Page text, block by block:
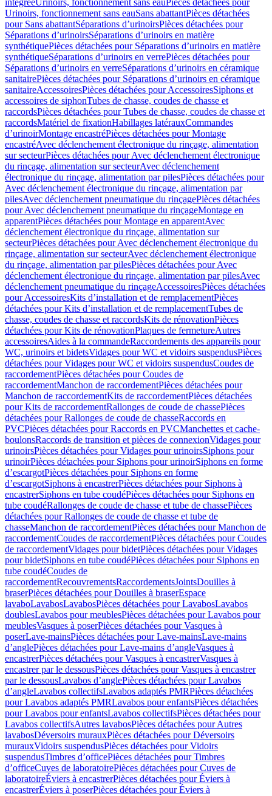
intégréeUrinoirs, fonctionnement sans eauPièces détachées pour
Urinoirs, fonctionnement sans eauSans abattantPièces détachées
pour Sans abattantSéparations d’urinoirsPièces détachées pour
Séparations d’urinoirsSéparations d’urinoirs en matière
synthétiquePièces détachées pour Séparations d’urinoirs en matière
synthétiqueSéparations d’urinoirs en verrePièces détachées pour
Séparations d’urinoirs en verreSéparations d’urinoirs en céramique
sanitairePièces détachées pour Séparations d’urinoirs en céramique
sanitaireAccessoiresPièces détachées pour AccessoiresSiphons et
accessoires de siphonTubes de chasse, coudes de chasse et
raccordsPièces détachées pour Tubes de chasse, coudes de chasse et
raccordsMatériel de fixationHabillages latérauxCommandes
dʼurinoirMontage encastréPièces détachées pour Montage
encastréAvec déclenchement électronique du rinçage, alimentation
sur secteurPièces détachées pour Avec déclenchement électronique
du rinçage, alimentation sur secteurAvec déclenchement
électronique du rinçage, alimentation par pilesPièces détachées pour
Avec déclenchement électronique du rinçage, alimentation par
pilesAvec déclenchement pneumatique du rinçagePièces détachées
pour Avec déclenchement pneumatique du rinçageMontage en
apparentPièces détachées pour Montage en apparentAvec
déclenchement électronique du rinçage, alimentation sur
secteurPièces détachées pour Avec déclenchement électronique du
rinçage, alimentation sur secteurAvec déclenchement électronique
du rinçage, alimentation par pilesPièces détachées pour Avec
déclenchement électronique du rinçage, alimentation par pilesAvec
déclenchement pneumatique du rinçageAccessoiresPièces détachées
pour AccessoiresKits d’installation et de remplacementPièces
détachées pour Kits d’installation et de remplacementTubes de
chasse, coudes de chasse et raccordsKits de rénovationPièces
détachées pour Kits de rénovationPlaques de fermetureAutres
accessoiresAides à la commandeRaccordements des appareils pour
WC, urinoirs et bidetsVidages pour WC et vidoirs suspendusPièces
détachées pour Vidages pour WC et vidoirs suspendusCoudes de
raccordementPièces détachées pour Coudes de
raccordementManchon de raccordementPièces détachées pour
Manchon de raccordementKits de raccordementPièces détachées
pour Kits de raccordementRallonges de coude de chassePièces
détachées pour Rallonges de coude de chasseRaccords en
PVCPièces détachées pour Raccords en PVCManchettes et cache-
boulonsRaccords de transition et pièces de connexionVidages pour
urinoirsPièces détachées pour Vidages pour urinoirsSiphons pour
urinoirPièces détachées pour Siphons pour urinoirSiphons en forme
d’escargotPièces détachées pour Siphons en forme
d’escargotSiphons à encastrerPièces détachées pour Siphons à
encastrerSiphons en tube coudéPièces détachées pour Siphons en
tube coudéRallonges de coude de chasse et tube de chassePièces
détachées pour Rallonges de coude de chasse et tube de
chasseManchon de raccordementPièces détachées pour Manchon de
raccordementCoudes de raccordementPièces détachées pour Coudes
de raccordementVidages pour bidetPièces détachées pour Vidages
pour bidetSiphons en tube coudéPièces détachées pour Siphons en
tube coudéCoudes de
raccordementRecouvrementsRaccordementsJointsDouilles à
braserPièces détachées pour Douilles à braserEspace
lavaboLavabosLavabosPièces détachées pour LavabosLavabos
doublesLavabos pour meublesPièces détachées pour Lavabos pour
meublesVasques à poserPièces détachées pour Vasques à
poserLave-mainsPièces détachées pour Lave-mainsLave-mains
d’anglePièces détachées pour Lave-mains d’angleVasques à
encastrerPièces détachées pour Vasques à encastrerVasques à
encastrer par le dessousPièces détachées pour Vasques à encastrer
par le dessousLavabos d’anglePièces détachées pour Lavabos
d’angleLavabos collectifsLavabos adaptés PMRPièces détachées
pour Lavabos adaptés PMRLavabos pour enfantsPièces détachées
pour Lavabos pour enfantsLavabos collectifsPièces détachées pour
Lavabos collectifsAutres lavabosPièces détachées pour Autres
lavabosDéversoirs murauxPièces détachées pour Déversoirs
murauxVidoirs suspendusPièces détachées pour Vidoirs
suspendusTimbres dʼofficePièces détachées pour Timbres
dʼofficeCuves de laboratoirePièces détachées pour Cuves de
laboratoireÉviers à encastrerPièces détachées pour Éviers à
encastrerÉviers à poserPièces détachées pour Éviers à